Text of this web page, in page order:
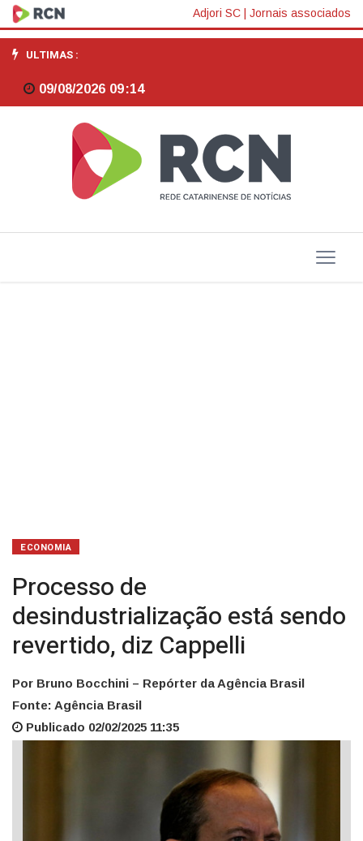
Processo
de
desindustrialização
sendo
revertido,
diz
Adjori SC Jornais associados
ULTIMAS :
09/08/2026 09:14
ECONOMIA
Processo de
desindustrialização está sendo
revertido, diz Cappelli
Por Bruno Bocchini – Repórter da Agência Brasil
Fonte: Agência Brasil
Publicado 02/02/2025 11:35